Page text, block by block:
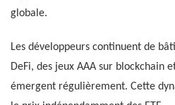
globale.
Les développeurs continuent de
DeFi, des jeux AAA sur blockchain
émergent régulièrement. Cette